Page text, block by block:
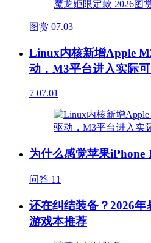
图赏 07.03
Linux内核新增Apple
动，M3平台进入实际
7 07.01
为什么感觉苹果iPhone
问答 11
还在纠结装备？2026
游戏本推荐